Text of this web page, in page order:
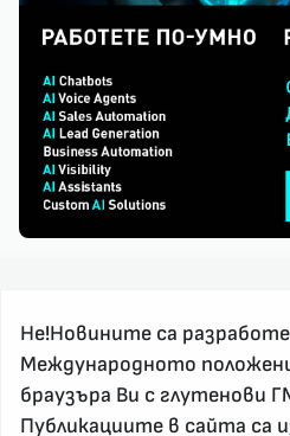
За реклама и връзка с нас,
Не!Новините са
Международното
браузъра Ви с глутенови
Публикациите в сайта са